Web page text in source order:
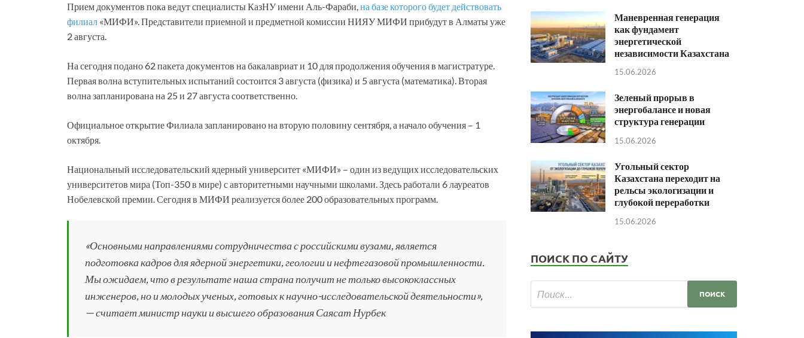
Прием документов пока ведут специалисты КазНУ имени Аль-Фараби,на базе которого будет действовать
филиал «МИФИ». Представители приемной и предметной комиссии НИЯУ МИФИ прибудут в Алматы уже
2 августа.
На сегодня подано 62 пакета документов на бакалавриат и 10 для продолжения обучения в магистратуре.
Первая волна вступительных испытаний состоится 3 августа (физика) и 5 августа (математика). Вторая
волна запланирована на 25 и 27 августа соответственно.
Официальное открытие Филиала запланировано на вторую половину сентября, а начало обучения – 1
октября.
Национальный исследовательский ядерный университет «МИФИ» – один из ведущих исследовательских
университетов мира (Топ-350 в мире) с авторитетными научными школами. Здесь работали 6 лауреатов
Нобелевской премии. Сегодня в МИФИ реализуется более 200 образовательных программ.
«Основными направлениями сотрудничества с российскими вузами, является
подготовка кадров для ядерной энергетики, геологии и нефтегазовой промышленности.
Мы ожидаем, что в результате наша страна получит не только высококлассных
инженеров, но и молодых ученых, готовых к научно-исследовательской деятельности»,
— считает министр науки и высшего образования Саясат Нурбек
Маневренная генерация
как фундамент
энергетической
независимости Казахстана
15.06.2026
Зеленый прорыв в
энергобалансе и новая
структура генерации
15.06.2026
Угольный сектор
Казахстана переходит на
рельсы экологизации и
глубокой переработки
15.06.2026
ПОИСК ПО САЙТУ